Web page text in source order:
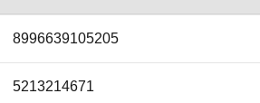
8996639105205
5213214671